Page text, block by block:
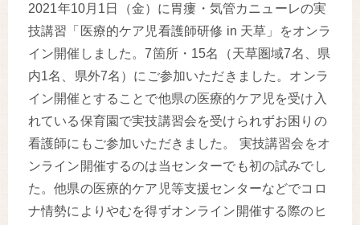
2021年10月1日（金）に胃瘻・気管カニューレの実
技講習「医療的ケア児看護師研修 in 天草」をオンラ
イン開催しました。7箇所・15名（天草圏域7名、県
内1名、県外7名）にご参加いただきました。オンラ
イン開催とすることで他県の医療的ケア児を受け入
れている保育園で実技講習会を受けられずお困りの
看護師にもご参加いただきました。 実技講習会をオ
ンライン開催するのは当センターでも初の試みでし
た。他県の医療的ケア児等支援センターなどでコロ
ナ情勢によりやむを得ずオンライン開催する際のヒ